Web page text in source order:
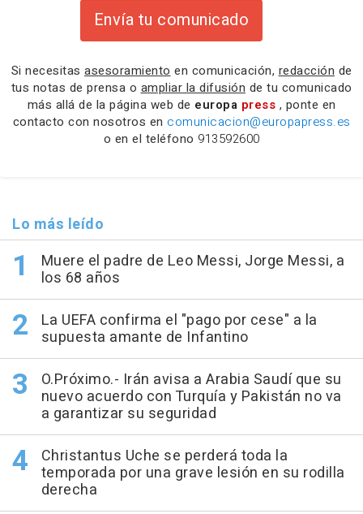
Envía tu comunicado
Si necesitas asesoramiento en comunicación, redacción de
tus notas de prensa o ampliar la difusión de tu comunicado
más allá de la página web de europa press , ponte en
contacto con nosotros en comunicacion@europapress.es
o en el teléfono 913592600
Lo más leído
Muere el padre de Leo Messi, Jorge Messi, a
los 68 años
La UEFA confirma el "pago por cese" a la
supuesta amante de Infantino
O.Próximo.- Irán avisa a Arabia Saudí que su
nuevo acuerdo con Turquía y Pakistán no va
a garantizar su seguridad
Christantus Uche se perderá toda la
temporada por una grave lesión en su rodilla
derecha